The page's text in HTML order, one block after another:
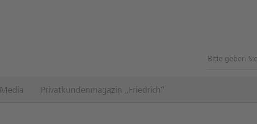
Privatkundenmagazin „Friedrich“